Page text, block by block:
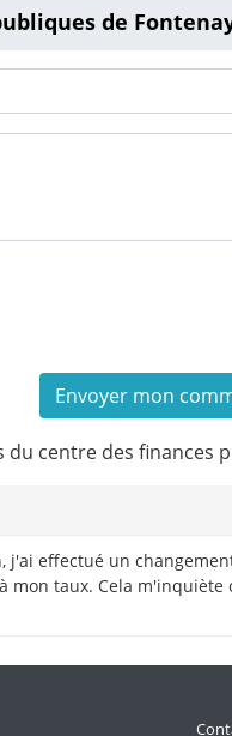
de
centre des finances
effectué un
taux. Cela